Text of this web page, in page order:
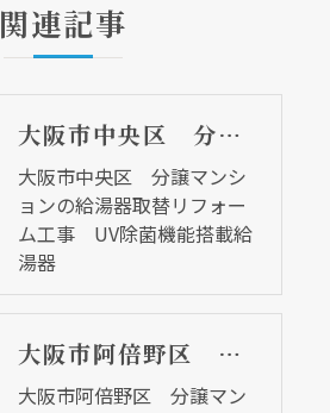
関連記事
大阪市中央区 分譲マンションの給湯器取替リフォーム工事 UV除菌機能搭載給湯器
大阪市中央区 分譲マンシ
ョンの給湯器取替リフォー
ム工事 UV除菌機能搭載給
湯器
大阪市阿倍野区 分譲マンションのレンジフード取替リフォーム工事 タカラスタンダード
大阪市阿倍野区 分譲マン